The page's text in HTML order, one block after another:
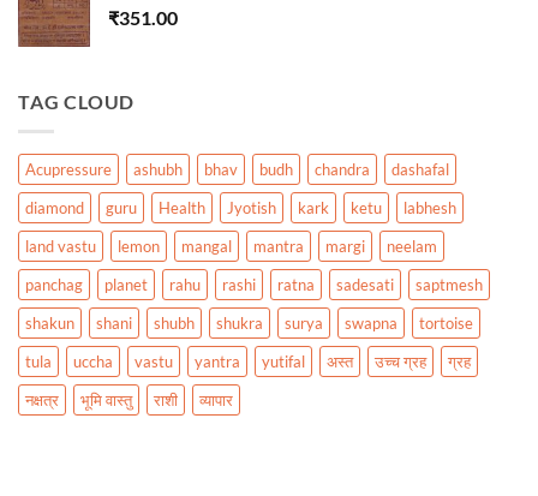
₹351.00
TAG CLOUD
Acupressure ashubh bhav budh chandra
dashafal
diamond
guru Health Jyotish kark ketu
labhesh
land vastu
lemon mangal mantra margi
neelam
panchag
planet rahu rashi ratna sadesati
saptmesh
shakun
shani shubh shukra surya swapna
tortoise
tula
uccha vastu yantra yutifal अस्त उच्च ग्रह
ग्रह
नक्षत्र
भूमि वास्तु राशी व्यापार